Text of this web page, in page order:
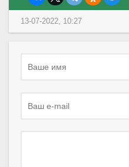
13-07-2022, 10:27